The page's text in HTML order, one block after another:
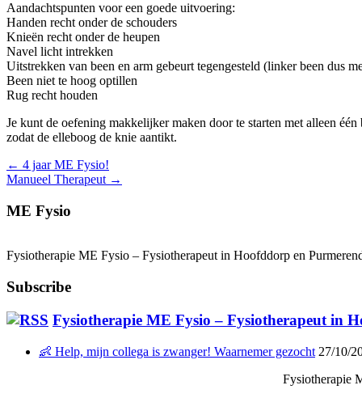
Aandachtspunten voor een goede uitvoering:
Handen recht onder de schouders
Knieën recht onder de heupen
Navel licht intrekken
Uitstrekken van been en arm gebeurt tegengesteld (linker been dus
Been niet te hoog optillen
Rug recht houden
Je kunt de oefening makkelijker maken door te starten met alleen
zodat de elleboog de knie aantikt.
← 4 jaar ME Fysio!
Manueel Therapeut →
ME Fysio
Fysiotherapie ME Fysio – Fysiotherapeut in Hoofddorp en
Subscribe
Fysiotherapie ME Fysio – Fysiotherapeut in
👶 Help, mijn collega is zwanger! Waarnemer gezocht 27/10/
Fysiotherapie